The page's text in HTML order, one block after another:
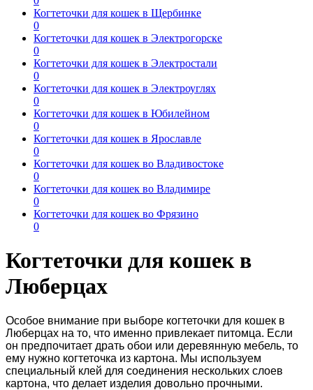
Когтеточки для кошек в Щербинке
0
Когтеточки для кошек в Электрогорске
0
Когтеточки для кошек в Электростали
0
Когтеточки для кошек в Электроуглях
0
Когтеточки для кошек в Юбилейном
0
Когтеточки для кошек в Ярославле
0
Когтеточки для кошек во Владивостоке
0
Когтеточки для кошек во Владимире
0
Когтеточки для кошек во Фрязино
0
Когтеточки для кошек в
Люберцах
Особое внимание при выборе когтеточки для кошек в
Люберцах на то, что именно привлекает питомца. Если
он предпочитает драть обои или деревянную мебель, то
ему нужно когтеточка из картона. Мы используем
специальный клей для соединения нескольких слоев
картона, что делает изделия довольно прочными.